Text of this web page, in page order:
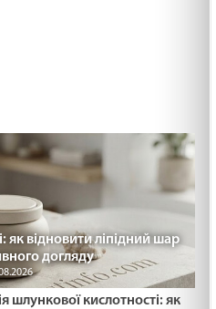
/1491/ Майтеся файно
/1490/ Майтеся файно
/1489/ Майтеся файно
як відновити ліпідний шар
догляду
шлункової кислотності: як